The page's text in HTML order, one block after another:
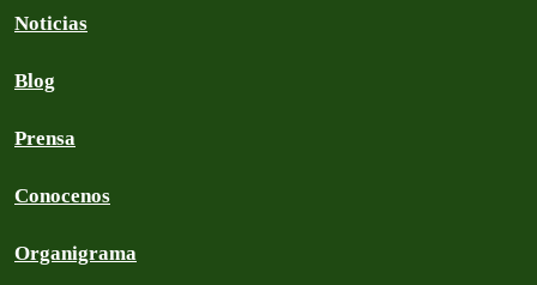
Noticias
Blog
Prensa
Conocenos
Organigrama